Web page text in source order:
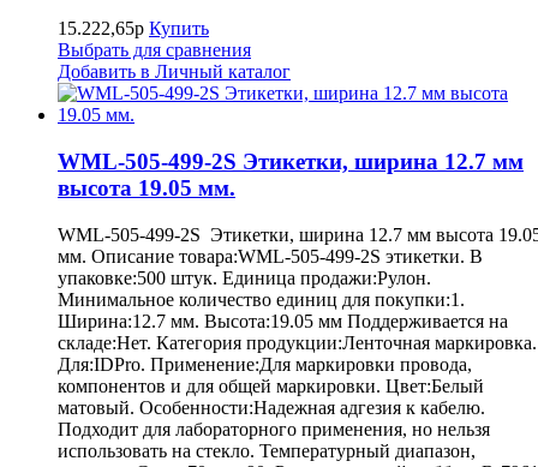
15.222,65р Купить
Выбрать для сравнения
Добавить в Личный каталог
WML-505-499-2S Этикетки, ширина 12.7 мм
высота 19.05 мм.
WML-505-499-2S Этикетки, ширина 12.7 мм высота
мм. Описание товара:WML-505-499-2S этикетки. В
упаковке:500 штук. Единица продажи:Рулон.
Минимальное количество единиц для покупки:1.
Ширина:12.7 мм. Высота:19.05 мм Поддерживается на
складе:Нет. Категория продукции:Ленточная маркировка.
Для:IDPro. Применение:Для маркировки провода,
компонентов и для общей маркировки. Цвет:Белый
матовый. Особенности:Надежная адгезия к кабелю.
Подходит для лабораторного применения, но нельзя
использовать на стекло. Температурный диапазон,